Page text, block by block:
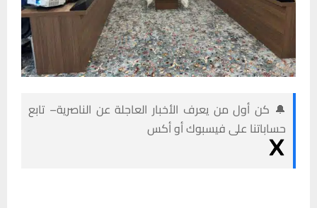
🔔 كن أول من يعرف الأخبار العاجلة عن الناصرية– تابع
حساباتنا على فيسبوك أو أكس